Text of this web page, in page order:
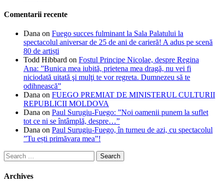
Comentarii recente
Dana on Fuego succes fulminant la Sala Palatului la
spectacolul aniversar de 25 de ani de carieră! A adus pe scenă
80 de artiști
Todd Hibbard on Fostul Principe Nicolae, despre Regina
Ana: ”Bunica mea iubită, prietena mea dragă, nu vei fi
niciodată uitată şi mulţi te vor regreta. Dumnezeu să te
odihnească”
Dana on FUEGO PREMIAT DE MINISTERUL CULTURII
REPUBLICII MOLDOVA
Dana on Paul Surugiu-Fuego: ”Noi oamenii punem la suflet
tot ce ni se întâmplă, despre…”
Dana on Paul Surugiu-Fuego, în turneu de azi, cu spectacolul
”Tu ești primăvara mea”!
Search
for:
Archives